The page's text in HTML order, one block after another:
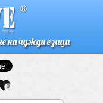
на чужди езици
0